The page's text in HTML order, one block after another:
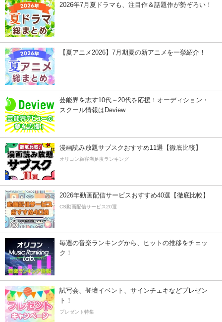
2026年7月夏ドラマも、注目作＆話題作が勢ぞろい！
【夏アニメ2026】7月期夏の新アニメを一挙紹介！
芸能界を志す10代～20代を応援！オーディション・
スクール情報はDeview
漫画読み放題サブスクおすすめ11選【徹底比較】
オリコン顧客満足度ランキング
2026年動画配信サービスおすすめ40選【徹底比較】
CS動画配信サービス20選
毎週の音楽ランキングから、ヒットの推移をチェッ
ク！
試写会、登壇イベント、サインチェキなどプレゼン
ト！
プレゼント特集